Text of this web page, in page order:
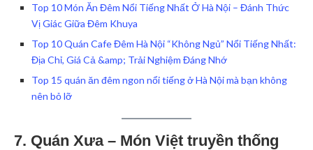
Top 10 Món Ăn Đêm Nổi Tiếng Nhất Ở Hà Nội – Đánh Thức
Vị Giác Giữa Đêm Khuya
Top 10 Quán Cafe Đêm Hà Nội “Không Ngủ” Nổi Tiếng Nhất:
Địa Chỉ, Giá Cả &amp; Trải Nghiệm Đáng Nhớ
Top 15 quán ăn đêm ngon nổi tiếng ở Hà Nội mà bạn không
nên bỏ lỡ
7. Quán Xưa – Món Việt truyền thống